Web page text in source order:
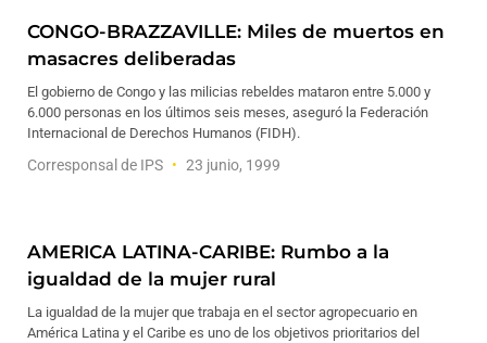
CONGO-BRAZZAVILLE: Miles de muertos en
masacres deliberadas
El gobierno de Congo y las milicias rebeldes mataron entre 5.000 y
6.000 personas en los últimos seis meses, aseguró la Federación
Internacional de Derechos Humanos (FIDH).
Corresponsal de IPS 23 junio, 1999
AMERICA LATINA-CARIBE: Rumbo a la
igualdad de la mujer rural
La igualdad de la mujer que trabaja en el sector agropecuario en
América Latina y el Caribe es uno de los objetivos prioritarios del